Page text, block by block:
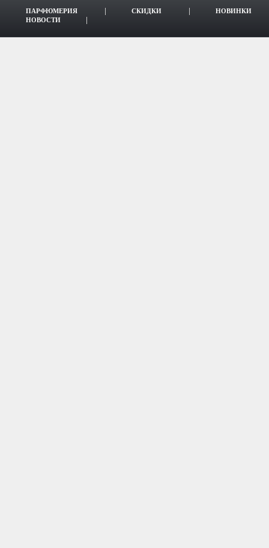
ПАРФЮМЕРИЯ СКИДКИ
НОВИНКИ
НОВОСТИ